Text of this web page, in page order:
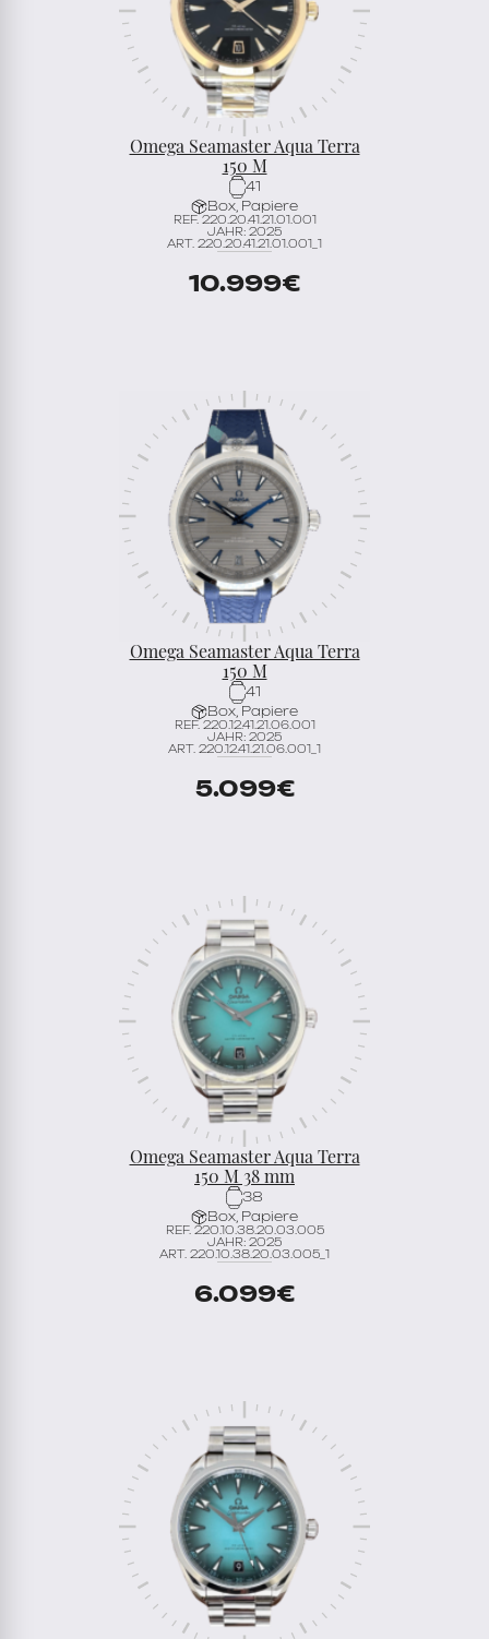
Omega Seamaster Aqua Terra
150 M
41
Box, Papiere
REF. 220.20.41.21.01.001
JAHR: 2025
ART. 220.20.41.21.01.001_1
10.999€
Omega Seamaster Aqua Terra
150 M
41
Box, Papiere
REF. 220.12.41.21.06.001
JAHR: 2025
ART. 220.12.41.21.06.001_1
5.099€
Omega Seamaster Aqua Terra
150 M 38 mm
38
Box, Papiere
REF. 220.10.38.20.03.005
JAHR: 2025
ART. 220.10.38.20.03.005_1
6.099€